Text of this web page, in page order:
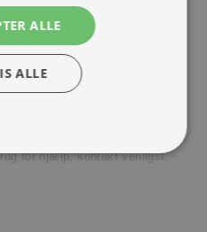
for hjælp, kontakt venligst
ALLE
ALLE